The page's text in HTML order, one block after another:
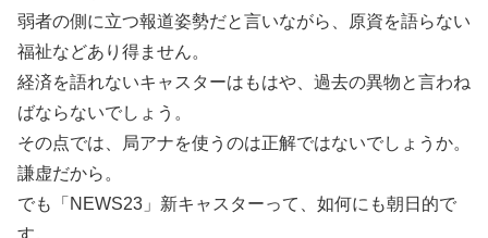
弱者の側に立つ報道姿勢だと言いながら、原資を語らない
福祉などあり得ません。
経済を語れないキャスターはもはや、過去の異物と言わね
ばならないでしょう。
その点では、局アナを使うのは正解ではないでしょうか。
謙虚だから。
でも「NEWS23」新キャスターって、如何にも朝日的で
す。